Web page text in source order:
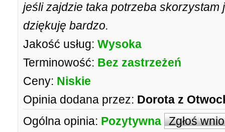
jeśli zajdzie taka potrzeba skorzystam
dziękuję bardzo.
Jakość usług: Wysoka
Terminowość: Bez zastrzeżeń
Ceny: Niskie
Opinia dodana przez: Dorota z
Ogólna opinia: Pozytywna Zgłoś